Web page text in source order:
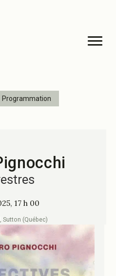
Programmation
17 h 00
Sutton (Québec)